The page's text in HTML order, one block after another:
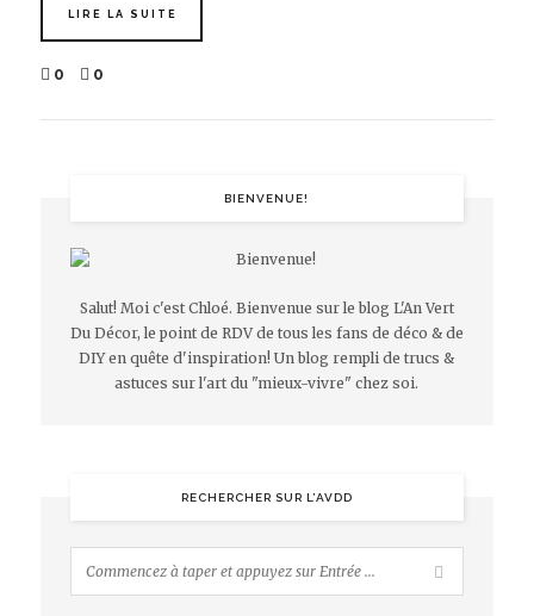
LIRE LA SUITE
0 0
BIENVENUE!
Salut! Moi c'est Chloé. Bienvenue sur le blog L'An Vert
Du Décor, le point de RDV de tous les fans de déco & de
DIY en quête d'inspiration! Un blog rempli de trucs &
astuces sur l'art du "mieux-vivre" chez soi.
RECHERCHER SUR L’AVDD